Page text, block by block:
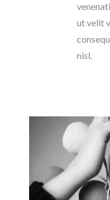
ut velit
nisl.